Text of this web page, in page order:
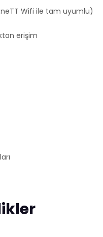
Wifi ile tam uyumlu)
erişim